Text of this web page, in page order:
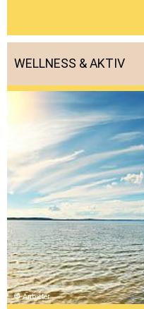
WELLNESS & AKTIV
Anbieter